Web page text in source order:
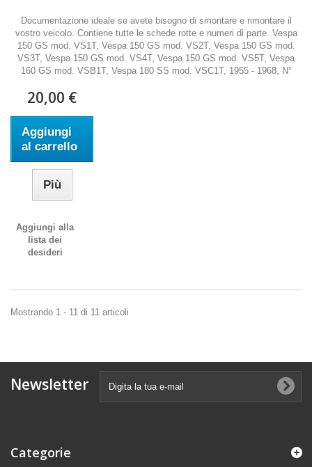
Documentazione ideale se avete bisogno di smontare e rimontare il
vostro veicolo. Contiene tutte le schede rotte e numeri di parte. Vespa
150 GS mod. VS1T, Vespa 150 GS mod. VS2T, Vespa 150 GS mod.
VS3T, Vespa 150 GS mod. VS4T, Vespa 150 GS mod. VS5T, Vespa
160 GS mod. VSB1T, Vespa 180 SS mod. VSC1T, 1955 - 1968, N°
20,00 €
Aggiungi
al carrello
Più
Aggiungi alla
lista dei
desideri
Mostrando 1 - 11 di 11 articoli
Newsletter
Categorie